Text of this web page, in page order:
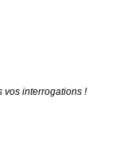
vos interrogations !